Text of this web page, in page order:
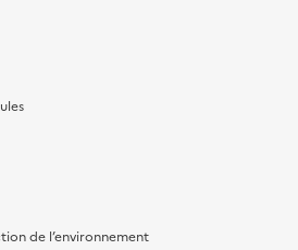
de l’environnement